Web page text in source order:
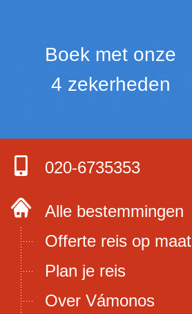
Boek met onze
4 zekerheden
020-6735353
Alle bestemmingen
Offerte reis op maat
Plan je reis
Over Vámonos